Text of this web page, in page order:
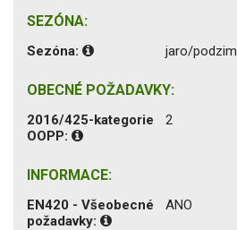
SEZÓNA:
Sezóna: jaro/podzim
OBECNÉ POŽADAVKY:
2016/425-kategorie
OOPP:
2
INFORMACE:
EN420 - Všeobecné
požadavky:
ANO